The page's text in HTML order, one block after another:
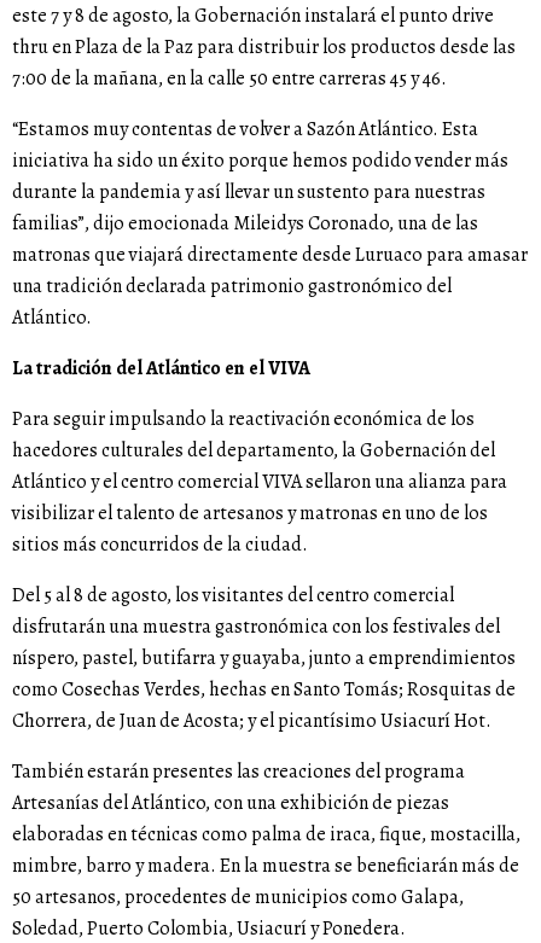
este 7 y 8 de agosto, la Gobernación instalará el punto drive
thru en Plaza de la Paz para distribuir los productos desde las
7:00 de la mañana, en la calle 50 entre carreras 45 y 46.
“Estamos muy contentas de volver a Sazón Atlántico. Esta
iniciativa ha sido un éxito porque hemos podido vender más
durante la pandemia y así llevar un sustento para nuestras
familias”, dijo emocionada Mileidys Coronado, una de las
matronas que viajará directamente desde Luruaco para amasar
una tradición declarada patrimonio gastronómico del
Atlántico.
La tradición del Atlántico en el VIVA
Para seguir impulsando la reactivación económica de los
hacedores culturales del departamento, la Gobernación del
Atlántico y el centro comercial VIVA sellaron una alianza para
visibilizar el talento de artesanos y matronas en uno de los
sitios más concurridos de la ciudad.
Del 5 al 8 de agosto, los visitantes del centro comercial
disfrutarán una muestra gastronómica con los festivales del
níspero, pastel, butifarra y guayaba, junto a emprendimientos
como Cosechas Verdes, hechas en Santo Tomás; Rosquitas de
Chorrera, de Juan de Acosta; y el picantísimo Usiacurí Hot.
También estarán presentes las creaciones del programa
Artesanías del Atlántico, con una exhibición de piezas
elaboradas en técnicas como palma de iraca, fique, mostacilla,
mimbre, barro y madera. En la muestra se beneficiarán más de
50 artesanos, procedentes de municipios como Galapa,
Soledad, Puerto Colombia, Usiacurí y Ponedera.